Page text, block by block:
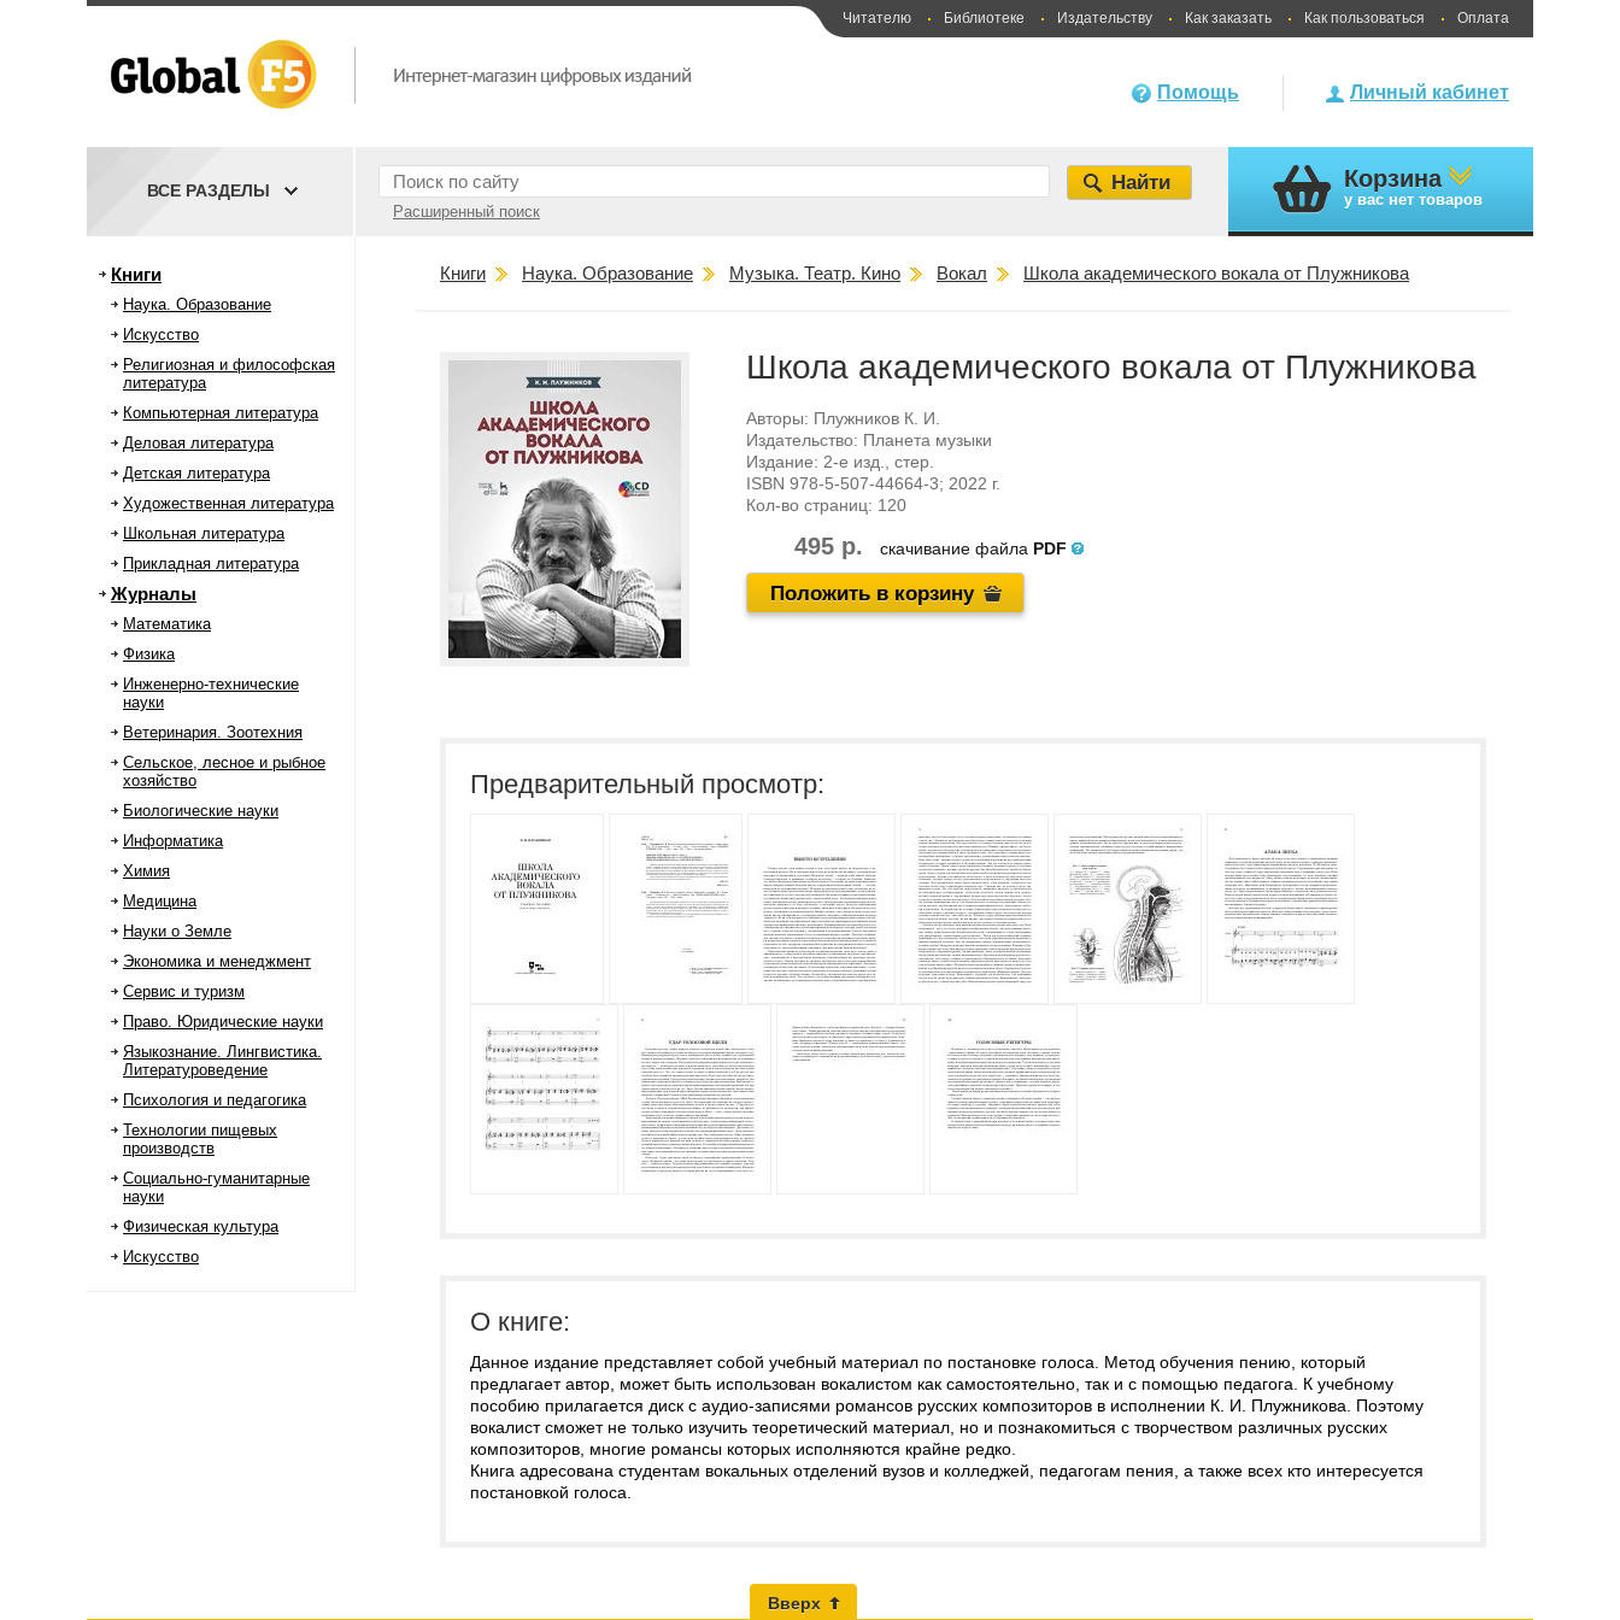
Читателю Библиотеке Издательству Как заказать Как пользоваться Оплата
Личный кабинет
Помощь
Расширенный поиск
ВСЕ РАЗДЕЛЫ Корзина
у вас нет товаров
Книги
Наука. Образование
Искусство
Религиозная и философская
литература
Компьютерная литература
Деловая литература
Детская литература
Художественная литература
Школьная литература
Прикладная литература
Журналы
Математика
Физика
Инженерно-технические
науки
Ветеринария. Зоотехния
Сельское, лесное и рыбное
хозяйство
Биологические науки
Информатика
Химия
Медицина
Науки о Земле
Экономика и менеджмент
Сервис и туризм
Право. Юридические науки
Языкознание. Лингвистика.
Литературоведение
Психология и педагогика
Технологии пищевых
производств
Социально-гуманитарные
науки
Физическая культура
Искусство
Книги Наука. Образование Музыка. Театр. Кино Вокал Школа академического вокала от Плужникова
Школа академического вокала от Плужникова
Авторы: Плужников К. И.
Издательство: Планета музыки
Издание: 2-е изд., стер.
ISBN 978-5-507-44664-3; 2022 г.
Кол-во страниц: 120
495 р. скачивание файла PDF
Положить в корзину
Предварительный просмотр:
О книге:
Данное издание представляет собой учебный материал по постановке голоса. Метод обучения пению, который
предлагает автор, может быть использован вокалистом как самостоятельно, так и с помощью педагога. К учебному
пособию прилагается диск с аудио-записями романсов русских композиторов в исполнении К. И. Плужникова. Поэтому
вокалист сможет не только изучить теоретический материал, но и познакомиться с творчеством различных русских
композиторов, многие романсы которых исполняются крайне редко.
Книга адресована студентам вокальных отделений вузов и колледжей, педагогам пения, а также всех кто интересуется
постановкой голоса.
Вверх